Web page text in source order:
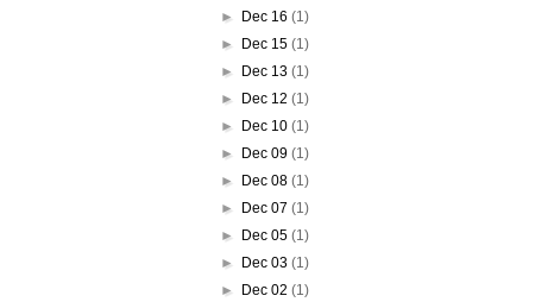
►
Dec 16(1)
►
Dec 15(1)
►
Dec 13(1)
►
Dec 12(1)
►
Dec 10(1)
►
Dec 09(1)
►
Dec 08(1)
►
Dec 07(1)
►
Dec 05(1)
►
Dec 03(1)
►
Dec 02(1)